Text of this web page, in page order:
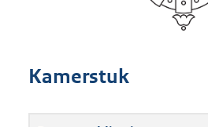
Kamerstuk